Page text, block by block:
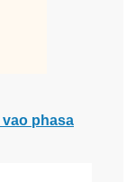
vao phasa